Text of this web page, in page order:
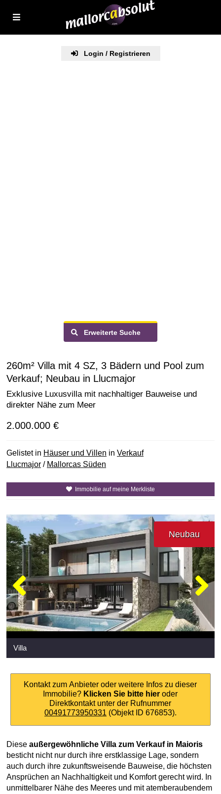
Login / Registrieren
Erweiterte Suche
260m² Villa mit 4 SZ, 3 Bädern und Pool zum
Verkauf; Neubau in Llucmajor
Exklusive Luxusvilla mit nachhaltiger Bauweise und
direkter Nähe zum Meer
2.000.000 €
Gelistet in Häuser und Villen in Verkauf
Llucmajor / Mallorcas Süden
Immobilie auf meine Merkliste
Neubau
Villa
Kontakt zum Anbieter oder weitere Infos zu dieser
Immobilie? Klicken Sie bitte hier oder
Direktkontakt unter der Rufnummer
00491773950331 (Objekt ID 676853).
Diese außergewöhnliche Villa zum Verkauf in Maioris
besticht nicht nur durch ihre erstklassige Lage, sondern
auch durch ihre zukunftsweisende Bauweise, die höchsten
Ansprüchen an Nachhaltigkeit und Komfort gerecht wird. In
unmittelbarer Nähe des Meeres und mit atemberaubendem